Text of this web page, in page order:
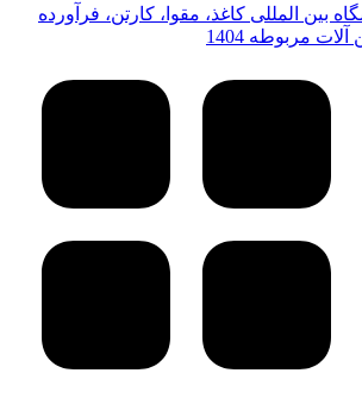
بین المللی کاغذ، مقوا، کارتن، فرآورده
مربوطه 1404